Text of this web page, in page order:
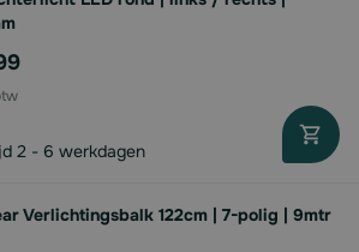
2 - 6 werkdagen
Verlichtingsbalk 122cm | 7-polig | 9mtr